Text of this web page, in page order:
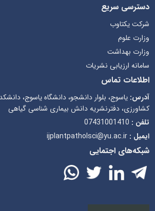
دسترسی سریع
شرکت یکتاوب
وزارت علوم
وزارت بهداشت
سامانه ارزیابی نشریات
اطلاعات تماس
آدرس:یاسوج، بلوار دانشجو، دانشگاه یاسوج، دانشکده
کشاورزی، دفترنشریه دانش بیماری شناسی گیاهی
تلفن : 07431001410
ایمیل : ijplantpatholsci@yu.ac.ir
شبکه‌های اجتمایی